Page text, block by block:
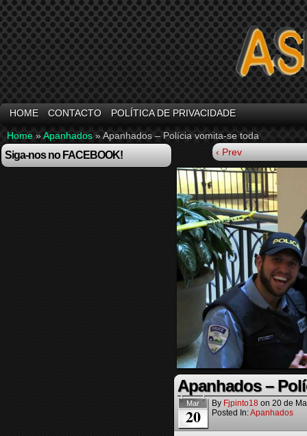
HOME CONTACTO POLÍTICA DE PRIVACIDADE
Home »Apanhados »Apanhados – Polícia vomita-se toda
Siga-nos no FACEBOOK! ‹ Prev
Apanhados –
Mar
20
By Fjpinto18 on 20 de
Posted In:Apanhados